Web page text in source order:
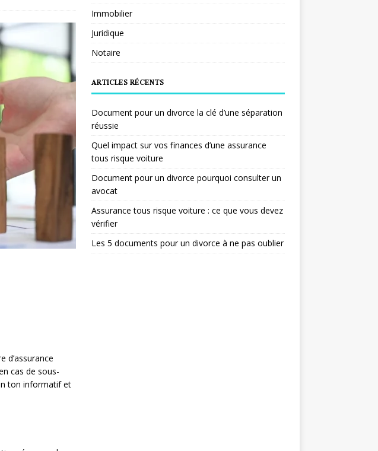
d’assurance
cas de sous-
ton informatif et
Immobilier
Juridique
Notaire
ARTICLES RÉCENTS
Document pour un divorce la clé d’une séparation
réussie
Quel impact sur vos finances d’une assurance
tous risque voiture
Document pour un divorce pourquoi consulter un
avocat
Assurance tous risque voiture : ce que vous devez
vérifier
Les 5 documents pour un divorce à ne pas oublier